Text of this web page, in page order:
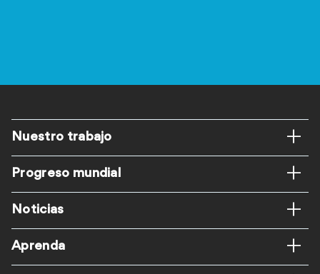
Pie
de
página
Nuestro trabajo
Progreso mundial
Noticias
Aprenda